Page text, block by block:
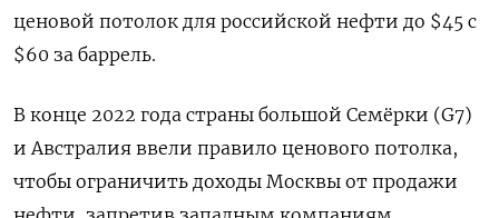
ценовой потолок для российской нефти до $45 с
$60 за баррель.
В конце 2022 года страны большой Семёрки (G7)
и Австралия ввели правило ценового потолка,
чтобы ограничить доходы Москвы от продажи